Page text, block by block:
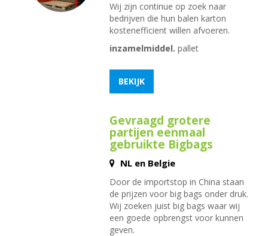
Wij zijn continue op zoek naar
bedrijven die hun balen karton
kostenefficient willen afvoeren.
inzamelmiddel. pallet
BEKIJK
Gevraagd grotere
partijen eenmaal
gebruikte Bigbags
NL en Belgie
Door de importstop in China staan
de prijzen voor big bags onder druk.
Wij zoeken juist big bags waar wij
een goede opbrengst voor kunnen
geven.